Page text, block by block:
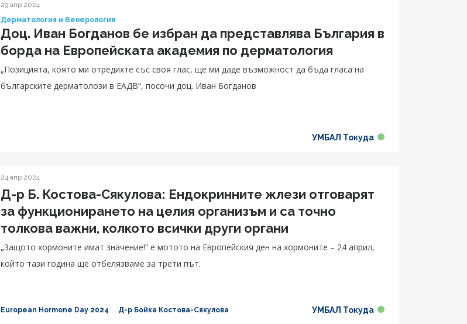
29 апр 2024
Дерматология и Венерология
Доц. Иван Богданов бе избран да представлява България в
борда на Европейската академия по дерматология
„Позицията, която ми отредихте със своя глас, ще ми даде възможност да бъда гласа на
българските дерматолози в ЕАДВ“, посочи доц. Иван Богданов
УМБАЛ Токуда
24 апр 2024
Д-р Б. Костова-Сякулова: Ендокринните жлези отговарят
за функционирането на целия организъм и са точно
толкова важни, колкото всички други органи
„Защото хормоните имат значение!“ е мотото на Европейския ден на хормоните – 24 април,
който тази година ще отбелязваме за трети път.
European Hormone Day 2024 Д-р Бойка Костова-Сякулова УМБАЛ Токуда